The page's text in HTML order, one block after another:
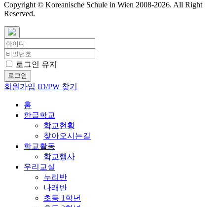
Copyright © Koreanische Schule in Wien 2008-2026. All Right
Reserved.
로그인 유지
로그인
회원가입 ID/PW 찾기
홈
한글학교
학교현황
찾아오시는길
학교활동
학교행사
우리교실
누리반
나래반
초등 1학년